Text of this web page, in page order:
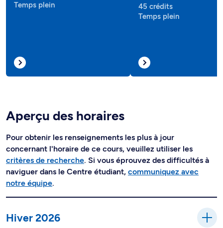
Temps plein
45 crédits
Temps plein
Aperçu des horaires
Pour obtenir les renseignements les plus à jour
concernant l'horaire de ce cours, veuillez utiliser les
critères de recherche. Si vous éprouvez des difficultés à
naviguer dans le Centre étudiant, communiquez avec
notre équipe.
Hiver 2026